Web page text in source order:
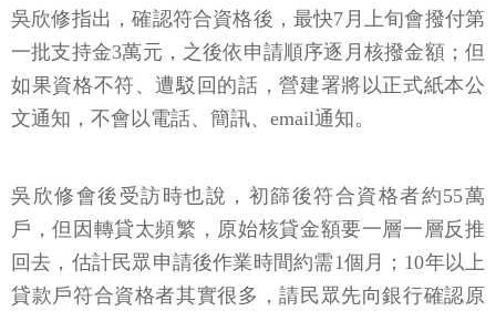
吳欣修指出，確認符合資格後，最快7月上旬會撥付第
一批支持金3萬元，之後依申請順序逐月核撥金額；但
如果資格不符、遭駁回的話，營建署將以正式紙本公
文通知，不會以電話、簡訊、email通知。
吳欣修會後受訪時也說，初篩後符合資格者約55萬
戶，但因轉貸太頻繁，原始核貸金額要一層一層反推
回去，估計民眾申請後作業時間約需1個月；10年以上
貸款戶符合資格者其實很多，請民眾先向銀行確認原